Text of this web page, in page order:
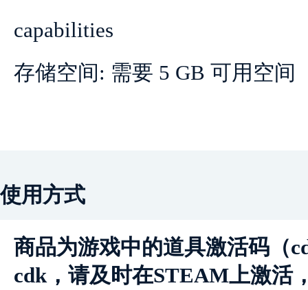
capabilities
存储空间: 需要 5 GB 可用空间
使用方式
商品为游戏中的道具激活码（
cdk，请及时在STEAM上激活